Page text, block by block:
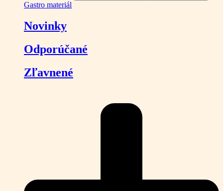
Gastro materiál
Novinky
Odporúčané
Zľavnené